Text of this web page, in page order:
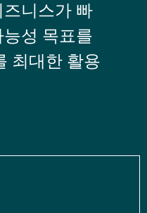
니스가 빠
성 목표를
최대한 활용